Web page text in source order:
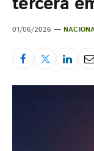
01/06/2026